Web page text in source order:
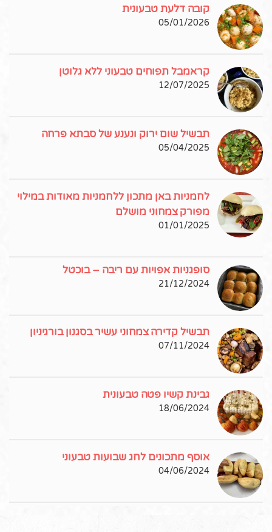
קובה דלעת טבעונית
05/01/2026
קראמבל תפוחים טבעוני ללא גלוטן
12/07/2025
תבשיל שום ירוק ונענע של סבתא פרחה
05/04/2025
לחמניות באן מתכון ללחמניות מאודות במילוי
מפורק צמחוני מושלם
01/01/2025
סופגניות אפויות עם ריבה – בוכטל
21/12/2024
תבשיל קדירה צמחוני עשיר בסגנון בורגיניון
07/11/2024
גבינת קשיו פטה טבעונית
18/06/2024
אוסף מתכונים לחג שבועות טבעוני
04/06/2024